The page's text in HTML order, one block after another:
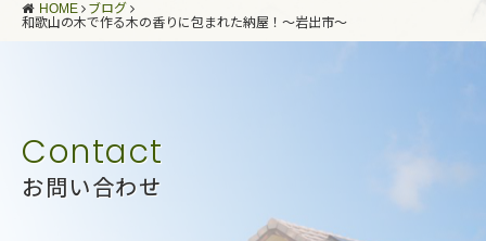
HOME
ブログ
和歌山の木で作る木の香りに包まれた納屋！～岩出市～
お問い合わせ